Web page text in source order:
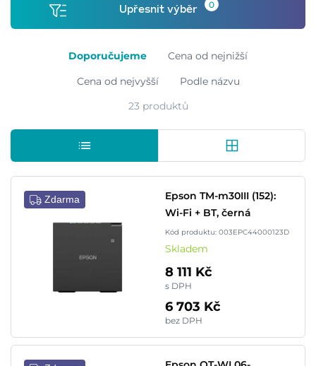
Upřesnit výběr 0
Doporučujeme
Cena od nejnižší
Cena od nejvyšší
Podle názvu
23 produktů
Zdarma
Epson TM-m30III (152):
Wi-Fi + BT, černá
Kód produktu: 003EPC44000123D
Skladem
8 111 Kč
s DPH
6 703 Kč
bez DPH